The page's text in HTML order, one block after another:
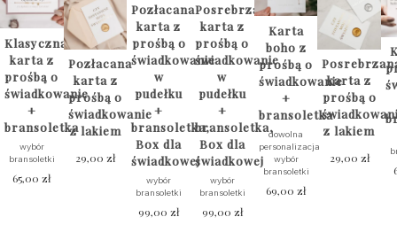
Klasyczna
karta z
prośbą o
świadkowanie
+
bransoletka
wybór
bransoletki
65,00zł
Pozłacana
karta z
prośbą o
świadkowanie
z lakiem
29,00 zł
Pozłacana
karta z
prośbą o
świadkowanie
w
pudełku
+
bransoletka,
Box dla
świadkowej
wybór
bransoletki
99,00zł
Posrebrzana
karta z
prośbą o
świadkowanie
w
pudełku
+
bransoletka,
Box dla
świadkowej
wybór
bransoletki
99,00 zł
Karta
boho z
prośbą o
świadkowanie
+
bransoletka
dowolna
personalizacja
wybór
bransoletki
69,00zł
karta z
prośbą o
z lakiem
29,00 zł